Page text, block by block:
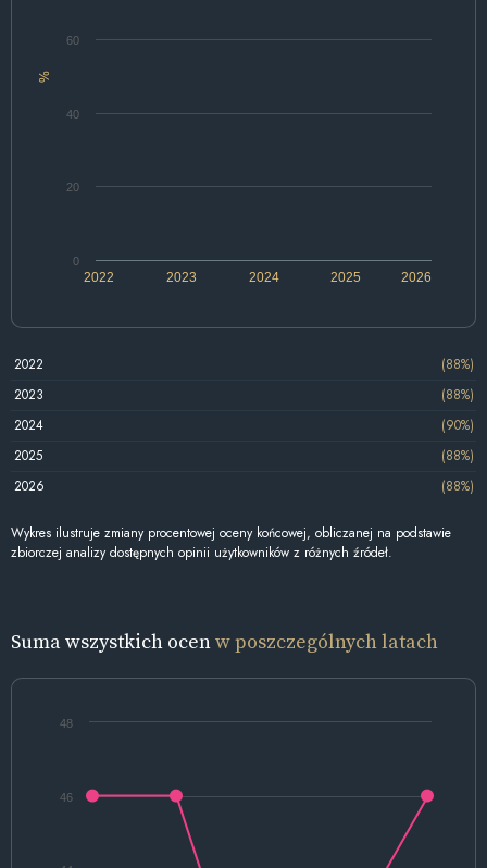
%
2022 2024 2026
2023 2025
0
20
40
60
2022
(88%)
2023
(88%)
2024
(90%)
2025
(88%)
2026
(88%)
Wykres ilustruje zmiany procentowej oceny końcowej, obliczanej na podstawie
zbiorczej analizy dostępnych opinii użytkowników z różnych źródeł.
Suma wszystkich ocenw poszczególnych latach
46
48